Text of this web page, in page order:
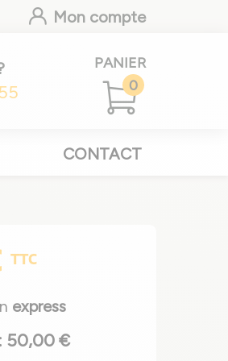
Mon compte
PANIER
0
CONTACT
TTC
express
50,00 €